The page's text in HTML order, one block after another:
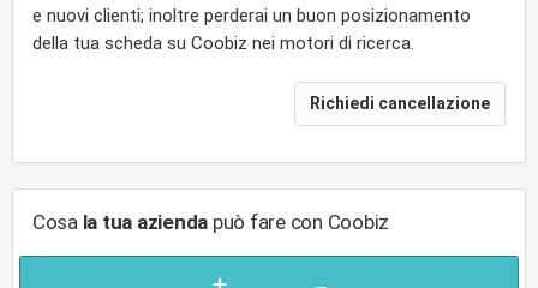
e nuovi clienti; inoltre perderai un buon posizionamento
della tua scheda su Coobiz nei motori di ricerca.
Cosa la tua azienda può fare con Coobiz